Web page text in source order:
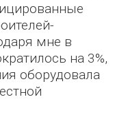
мне в
на 3%,
оборудовала